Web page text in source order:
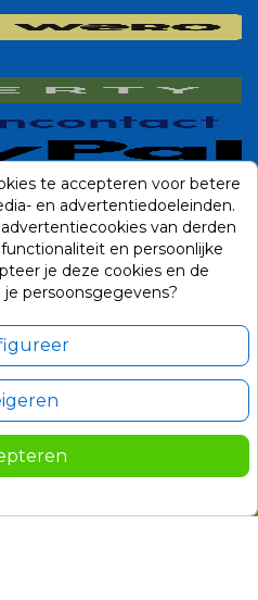
te accepteren voor betere
en advertentiedoeleinden.
van derden
en persoonlijke
je deze cookies en de
persoonsgegevens?